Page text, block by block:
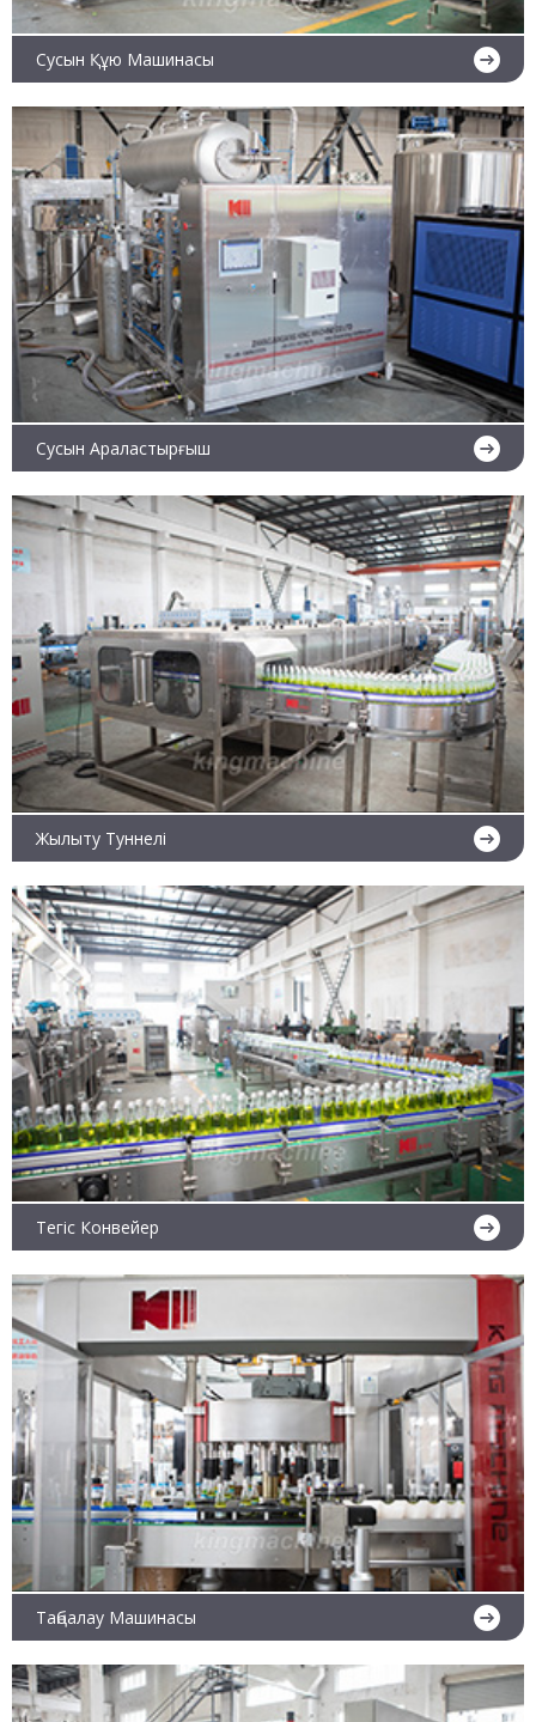
Ары қарай оқу
Сусын Құю Машинасы
Ары қарай оқу
Сусын Араластырғыш
Ары қарай оқу
Жылыту Туннелі
Ары қарай оқу
Тегіс Конвейер
Таңбалау Машинасы